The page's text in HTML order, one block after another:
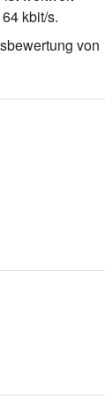
kbit/s.
von